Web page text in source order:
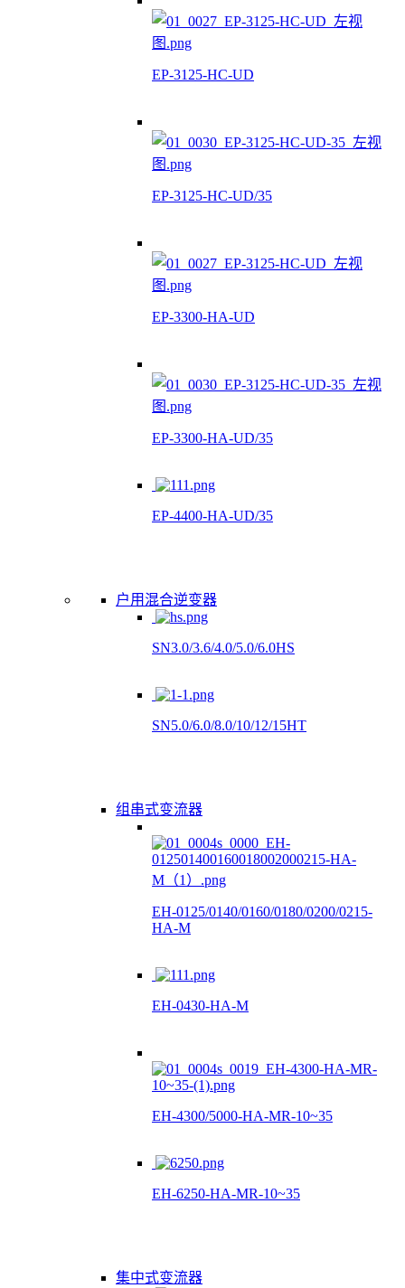
EP-3125-HC-UD
EP-3125-HC-UD/35
EP-3300-HA-UD
EP-3300-HA-UD/35
EP-4400-HA-UD/35
户用混合逆变器
SN3.0/3.6/4.0/5.0/6.0HS
SN5.0/6.0/8.0/10/12/15HT
组串式变流器
EH-0125/0140/0160/0180/0200/0215-
HA-M
EH-0430-HA-M
EH-4300/5000-HA-MR-10~35
EH-6250-HA-MR-10~35
集中式变流器